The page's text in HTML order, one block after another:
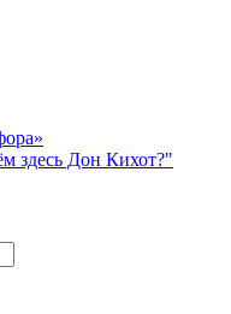
здесь Дон Кихот?"